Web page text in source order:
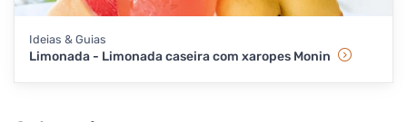
Ideias & Guias
Limonada - Limonada caseira com xaropes Monin